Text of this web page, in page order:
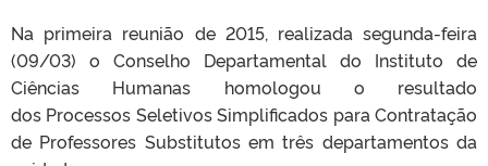
Na primeira reunião de 2015, realizada segunda-feira
(09/03) o Conselho Departamental do Instituto de
Ciências Humanas homologou o resultado
dos Processos Seletivos Simplificados para Contratação
de Professores Substitutos em três departamentos da